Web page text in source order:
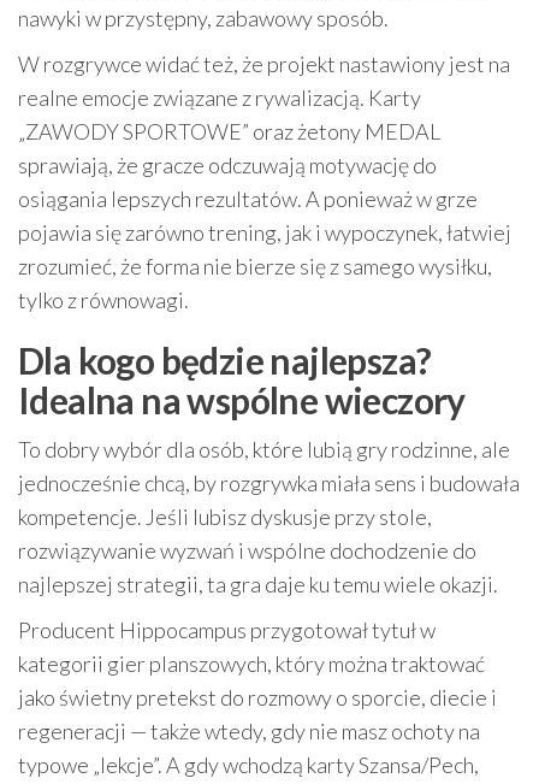
nawyki w przystępny, zabawowy sposób.
W rozgrywce widać też, że projekt nastawiony jest na
realne emocje związane z rywalizacją. Karty
„ZAWODY SPORTOWE” oraz żetony MEDAL
sprawiają, że gracze odczuwają motywację do
osiągania lepszych rezultatów. A ponieważ w grze
pojawia się zarówno trening, jak i wypoczynek, łatwiej
zrozumieć, że forma nie bierze się z samego wysiłku,
tylko z równowagi.
Dla kogo będzie najlepsza?
Idealna na wspólne wieczory
To dobry wybór dla osób, które lubią gry rodzinne, ale
jednocześnie chcą, by rozgrywka miała sens i budowała
kompetencje. Jeśli lubisz dyskusje przy stole,
rozwiązywanie wyzwań i wspólne dochodzenie do
najlepszej strategii, ta gra daje ku temu wiele okazji.
Producent Hippocampus przygotował tytuł w
kategorii gier planszowych, który można traktować
jako świetny pretekst do rozmowy o sporcie, diecie i
regeneracji — także wtedy, gdy nie masz ochoty na
typowe „lekcje”. A gdy wchodzą karty Szansa/Pech,